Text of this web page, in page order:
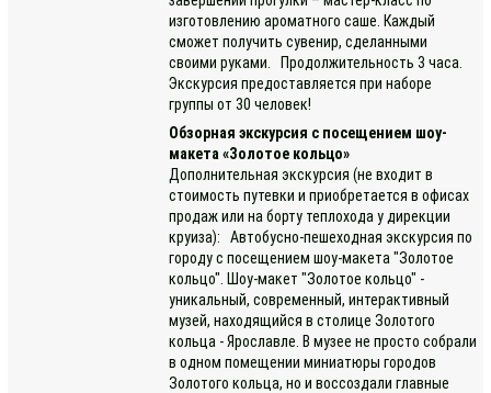
изготовлению ароматного саше. Каждый
сможет получить сувенир, сделанными
своими руками. Продолжительность 3 часа.
Экскурсия предоставляется при наборе
группы от 30 человек!
Обзорная экскурсия с посещением шоу-
макета «Золотое кольцо»
Дополнительная экскурсия (не входит в
стоимость путевки и приобретается в офисах
продаж или на борту теплохода у дирекции
круиза): Автобусно-пешеходная экскурсия по
городу с посещением шоу-макета "Золотое
кольцо". Шоу-макет "Золотое кольцо" -
уникальный, современный, интерактивный
музей, находящийся в столице Золотого
кольца - Ярославле. В музее не просто собрали
в одном помещении миниатюры городов
Золотого кольца, но и воссоздали главные